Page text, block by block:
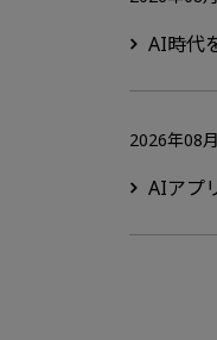
AI時代
AIアプ
2026年08